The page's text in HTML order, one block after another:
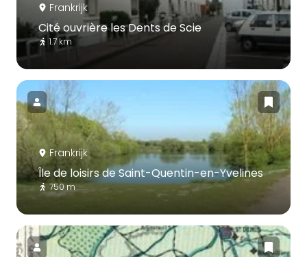
Frankrijk
Cité ouvrière les Dents de Scie
1.7 km
Frankrijk
Île de loisirs de Saint-Quentin-en-Yvelines
750 m